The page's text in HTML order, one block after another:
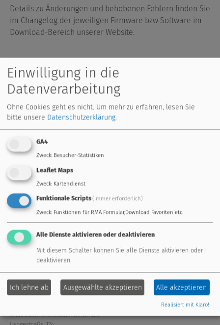
Details zu Änderungen und behobenen Fehlern finden Sie
im Changelog der jeweiligen Firmware bzw Software im
Download-Bereich unserer Website.
created: 02/25/2025
Links
zur Firmware
zur Software
standard controller
energy management remote maintenance
extension modules fresh water system
sensors
Technische Alternative RT GmbH
Einwilligung in die
Datenverarbeitung
Ohne Cookies geht es nicht. Um mehr zu erfahren, lesen Sie
bitte unsere Datenschutzerklärung.
GA4
Zweck: Besucher-Statistiken
Leaflet Maps
Zweck: Kartendienst
Funktionale Scripts(immer erforderlich)
Zweck: Funktionen für RMA Formular,Download Favoriten etc.
Alle Dienste aktivieren oder deaktivieren
Mit diesem Schalter können Sie alle Dienste aktivieren oder
deaktivieren.
Ich lehne ab Ausgewählte akzeptieren Alle akzeptieren
Realisiert mit Klaro!